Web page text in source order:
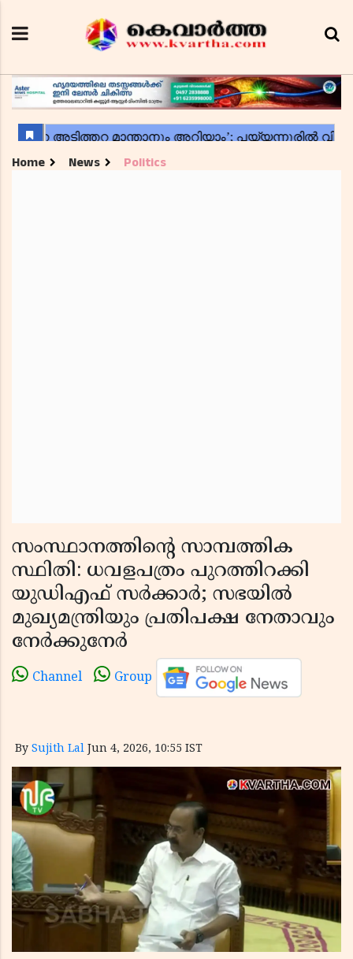
Home News Politics
സംസ്ഥാനത്തിന്റെ സാമ്പത്തിക
സ്ഥിതി: ധവളപത്രം പുറത്തിറക്കി
യുഡിഎഫ് സർക്കാർ; സഭയിൽ
മുഖ്യമന്ത്രിയും പ്രതിപക്ഷ നേതാവും
നേർക്കുനേർ
Channel Group
By Sujith Lal Jun 4, 2026, 10:55 IST